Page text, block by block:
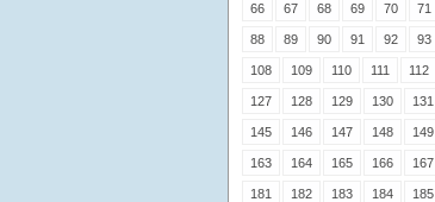
66 67 68 69 70 71
88 89 90 91 92 93
108 109 110 111 112
127 128 129 130 131
145 146 147 148 149
163 164 165 166 167
181 182 183 184 185